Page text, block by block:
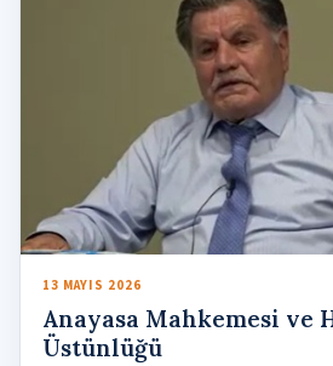
13 MAYIS 2026
Anayasa Mahkemesi ve
Üstünlüğü